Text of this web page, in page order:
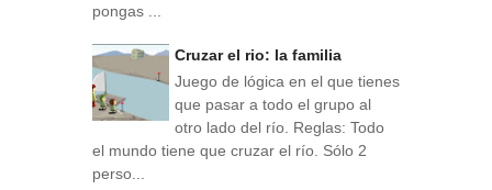
pongas ...
Cruzar el rio: la familia
Juego de lógica en el que tienes
que pasar a todo el grupo al
otro lado del río. Reglas: Todo
el mundo tiene que cruzar el río. Sólo 2
perso...